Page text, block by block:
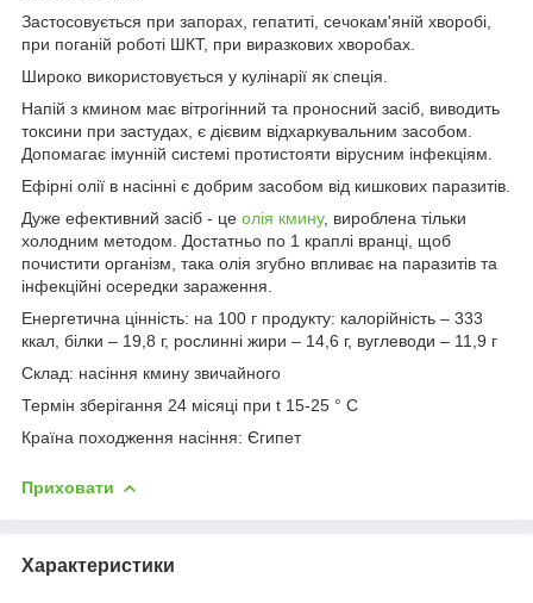
Застосовується при запорах, гепатиті, сечокам'яній хворобі,
при поганій роботі ШКТ, при виразкових хворобах.
Широко використовується у кулінарії як спеція.
Напій з кмином має вітрогінний та проносний засіб, виводить
токсини при застудах, є дієвим відхаркувальним засобом.
Допомагає імунній системі протистояти вірусним інфекціям.
Ефірні олії в насінні є добрим засобом від кишкових паразитів.
Дуже ефективний засіб - це олія кмину, вироблена тільки
холодним методом. Достатньо по 1 краплі вранці, щоб
почистити організм, така олія згубно впливає на паразитів та
інфекційні осередки зараження.
Енергетична цінність: на 100 г продукту: калорійність – 333
ккал, білки – 19,8 г, рослинні жири – 14,6 г, вуглеводи – 11,9 г
Склад: насіння кмину звичайного
Термін зберігання 24 місяці при t 15-25 ° С
Країна походження насіння: Єгипет
Приховати
Характеристики